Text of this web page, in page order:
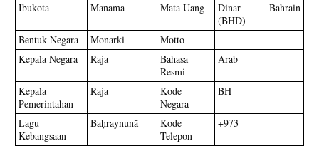
Ibukota Manama Mata Uang
Dinar Bahrain
(BHD)
Bentuk Negara
Monarki Motto
-
Kepala Negara
Raja
Bahasa
Resmi
Arab
Kepala
Pemerintahan
Raja
Kode
Negara
BH
Lagu
Kebangsaan
Baḥraynunā
Kode
Telepon
+973